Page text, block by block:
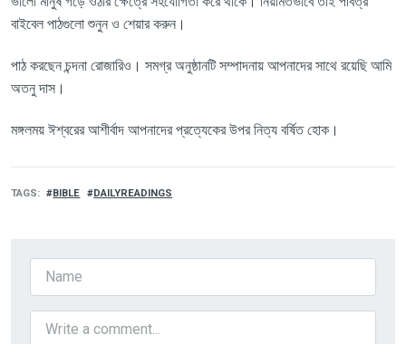
বাইবেল পাঠগুলো শুনুন ও শেয়ার করুন।
পাঠ করছেন চন্দনা রোজারিও। সমগ্র অনুষ্ঠানটি সম্পাদনায় আপনাদের সাথে রয়েছি আমি
অতনু দাস।
মঙ্গলময় ঈশ্বরের আশীর্বাদ আপনাদের প্রত্যেকের উপর নিত্য বর্ষিত হোক।
TAGS BIBLE DAILYREADINGS